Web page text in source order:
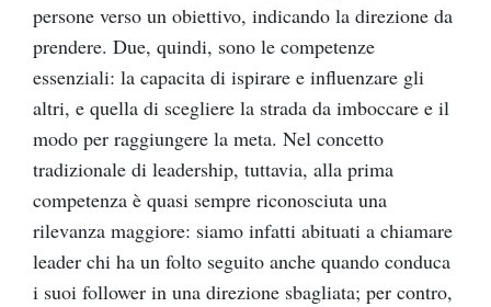
persone verso un obiettivo, indicando la direzione da
prendere. Due, quindi, sono le competenze
essenziali: la capacita di ispirare e influenzare gli
altri, e quella di scegliere la strada da imboccare e il
modo per raggiungere la meta. Nel concetto
tradizionale di leadership, tuttavia, alla prima
competenza è quasi sempre riconosciuta una
rilevanza maggiore: siamo infatti abituati a chiamare
leader chi ha un folto seguito anche quando conduca
i suoi follower in una direzione sbagliata; per contro,